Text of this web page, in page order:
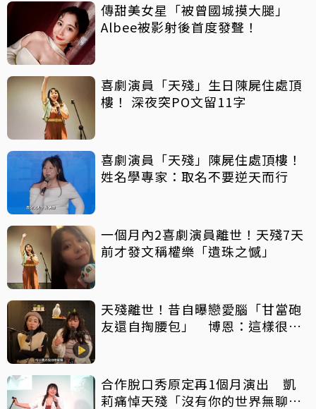
傳甜美女星「被曾國城摸大腿」
Albee被影射後首度發聲！
喜劇演員「天殘」生日陳屍住處頂
樓！ 深夜突PO文留11字
喜劇演員「天殘」陳屍住處頂樓！
姓名學專家：取名不要逆天而行
一個月內2喜劇演員離世！天殘7天
前才發文稱權樂「遺珠之憾」
天殘離世！昔自曝戀愛腦「甘當砲
友還自掏腰包」 博恩：這樣很卑
合作脫口秀原定再1個月演出 凱
莉痛悼天殘「沒有你的世界無聊好